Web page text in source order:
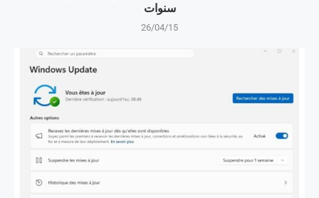
سنوات
26/04/15